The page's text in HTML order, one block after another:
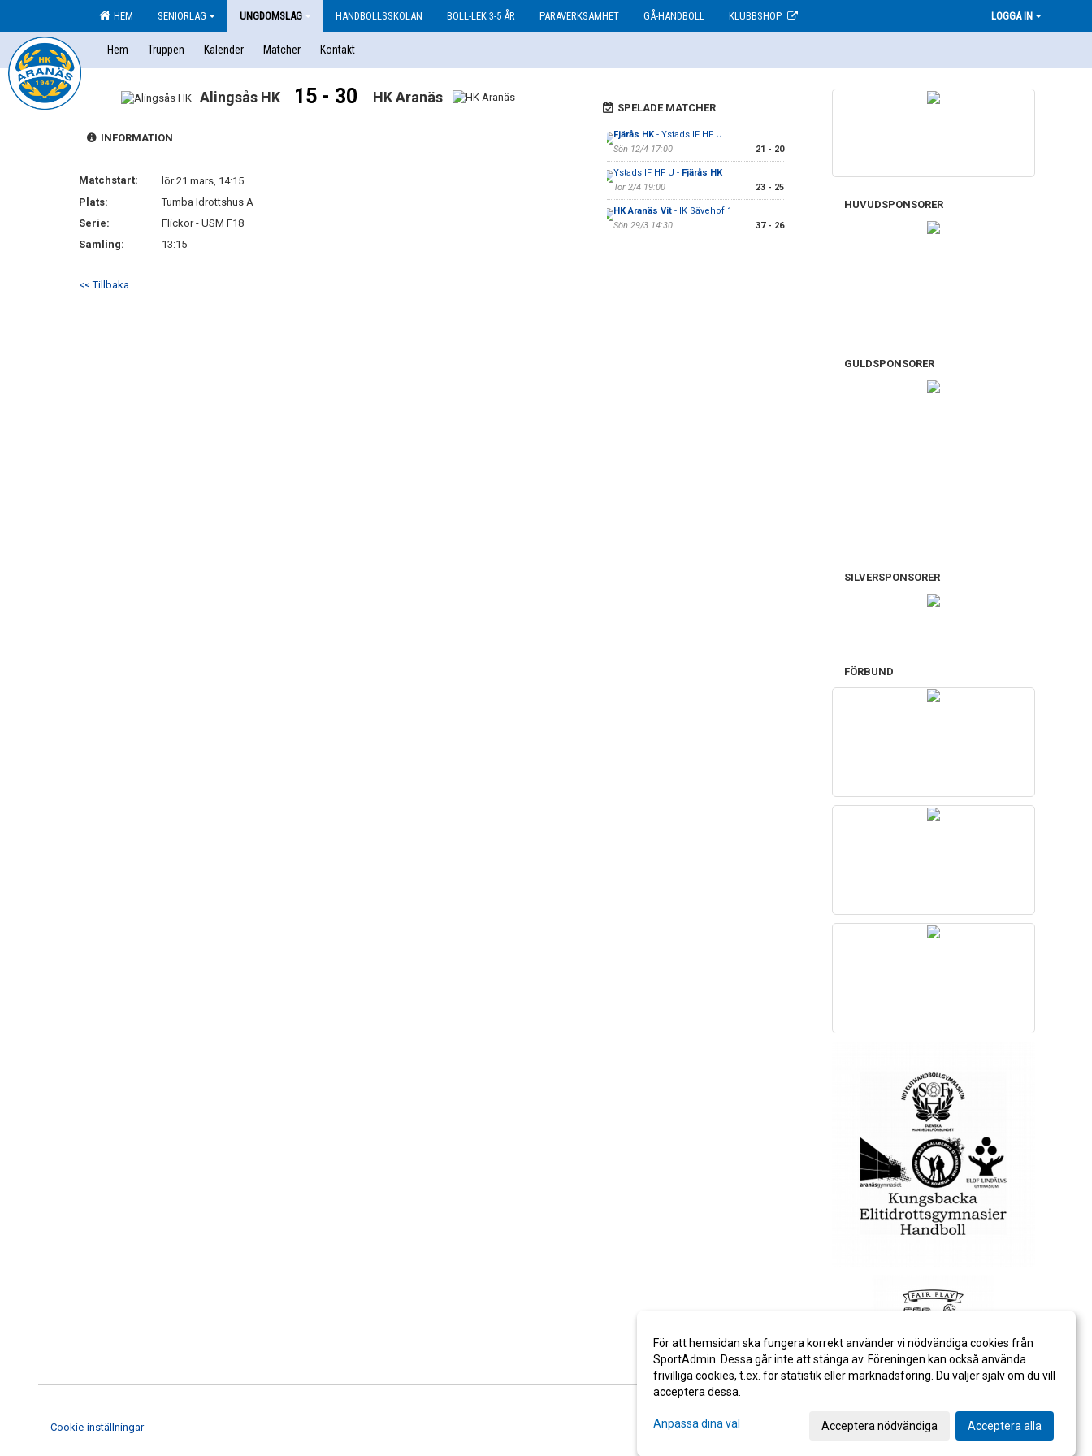
HEM SENIORLAG UNGDOMSLAG HANDBOLLSSKOLAN BOLL-LEK 3-5 ÅR PARAVERKSAMHET GÅ-HANDBOLL KLUBBSHOP LOGGA IN
Hem Truppen Kalender Matcher Kontakt
Alingsås HK 15 - 30 HK Aranäs
INFORMATION
Matchstart:
lör 21 mars, 14:15
Plats:
Tumba Idrottshus A
Serie:
Flickor - USM F18
Samling:
13:15
<< Tillbaka
SPELADE MATCHER
Fjärås HK- Ystads IF HF U
Sön 12/4 17:00
21 - 20
Ystads IF HF U - Fjärås HK
Tor 2/4 19:00
23 - 25
HK Aranäs Vit- IK Sävehof 1
Sön 29/3 14:30
37 - 26
HUVUDSPONSORER
GULDSPONSORER
SILVERSPONSORER
FÖRBUND
Cookie-inställningar
För att hemsidan ska fungera korrekt använder vi nödvändiga cookies från
SportAdmin. Dessa går inte att stänga av. Föreningen kan också använda
frivilliga cookies, t.ex. för statistik eller marknadsföring. Du väljer själv om du vill
acceptera dessa.
Anpassa dina val Acceptera nödvändiga Acceptera alla